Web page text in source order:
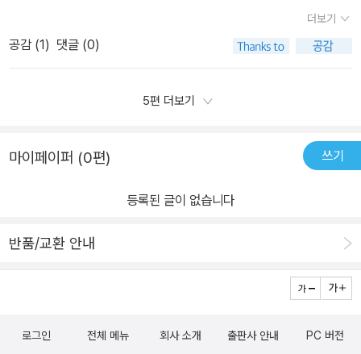
다. 수학도 언어인데 수학을 이해하려면 수학의 역사를 알아야 호기
심이 생길것이기에. 초등아이들이 이해하기 쉬운 수학역사책이 궁금
게 만들었는데 이 책을 권하게 된 스토리를 보고 더욱 관심이 갔습니
소개해주는데 이제 중학생이 될 아이가 읽어보면 좋을 책들을 알게되
어 기뻤습니다. 그리고 제가 다는 아니지만 읽고 흥미로움을 느꼈던
'이상한 수학책'과 시간가는 줄 모르게 재미있게 읽었던 '어서오세요.
이 아이들에게 도움을 줄 수 있도록 수학교수법에 대한 책들이 소개
보면서 머리도 아팠지만 많은걸 생각하게 했던 책도 소개되어 있어
학을 좋아하는 사람은 많지 않고 수학에 대한 두려움이 많은 사람들
야할지 고민하던 때가 생각나며 지금이라도 이 책은 꼭 읽어봐야겠다
는 생각으로 읽을 책 목록을 써내려갔다. 현재 초6인 아들이 읽을 책
소개 부분은 가지도 못했는데 책목록이 꽉 차버렸다. 우리 아이가 수
학을 어떻게 접해야 즐겁게 친해질 수 있을지 매일매일 하루종일 생
얼마나 좋았을까라는 생각에 아쉽기도하지만 한편으론 반갑기도 하
였다.이 책은 아이 나이대 마다 펼쳐 관련책을 접할수 있도록 꼭 소장
들에게는 필수로 권하고 싶고 선물도 하고 싶은 책이다.두 선생님께
들과 이야기까지 나눌 수 있다면 '수포자'라고 포기하는 아이들이 줄
어들지 않을까 생각해본다. 수학=문제풀이 라는 고정관념에서 벗어
날 수 있도록 많은 책을 소개해 주신 강미선 선생님, 정유숙 선생님께
진심으로 영광스럽다.
더보기
공감 (1) 댓글 (0)
5편 더보기
마이페이퍼 (0편) 쓰기
등록된 글이 없습니다
반품/교환 안내
로그인 전체 메뉴 회사 소개 출판사 안내 PC 버전